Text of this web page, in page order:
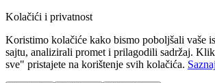
Kolačići i privatnost
Koristimo kolačiće kako bismo poboljšali vaše
sajtu, analizirali promet i prilagodili sadržaj.
sve" pristajete na korištenje svih kolačića.